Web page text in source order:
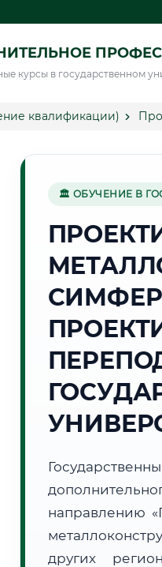
курсы в государственном
квалификации)
🏛 ОБУЧЕНИЕ В
направлению
других